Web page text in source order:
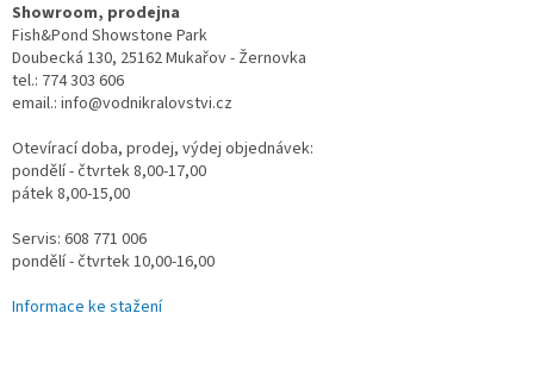
Showroom, prodejna
Fish&Pond Showstone Park
Doubecká 130, 25162 Mukařov - Žernovka
tel.: 774 303 606
email.: info@vodnikralovstvi.cz
Otevírací doba, prodej, výdej objednávek:
pondělí - čtvrtek 8,00-17,00
pátek 8,00-15,00
Servis: 608 771 006
pondělí - čtvrtek 10,00-16,00
Informace ke stažení